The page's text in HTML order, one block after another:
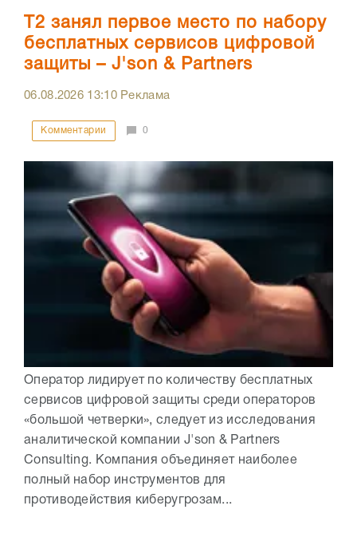
Т2 занял первое место по набору
бесплатных сервисов цифровой
защиты – J'son & Partners
06.08.2026 13:10Реклама
Комментарии 0
Оператор лидирует по количеству бесплатных
сервисов цифровой защиты среди операторов
«большой четверки», следует из исследования
аналитической компании J'son & Partners
Consulting. Компания объединяет наиболее
полный набор инструментов для
противодействия киберугрозам...